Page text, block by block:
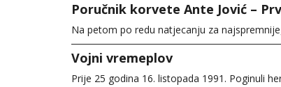
Poručnik korvete Ante Jović –
Na petom po redu natjecanju za
Vojni vremeplov
Prije 25 godina 16. listopada 1991. Poginuli